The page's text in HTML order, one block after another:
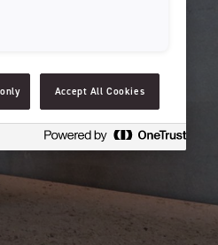
Accept All Cookies